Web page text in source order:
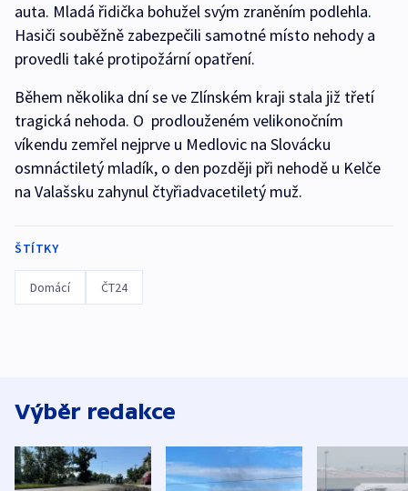
auta. Mladá řidička bohužel svým zraněním podlehla.
Hasiči souběžně zabezpečili samotné místo nehody a
provedli také protipožární opatření.
Během několika dní se ve Zlínském kraji stala již třetí
tragická nehoda. O prodlouženém velikonočním
víkendu zemřel nejprve u Medlovic na Slovácku
osmnáctiletý mladík, o den později při nehodě u Kelče
na Valašsku zahynul čtyřiadvacetiletý muž.
ŠTÍTKY
Domácí ČT24
Výběr redakce